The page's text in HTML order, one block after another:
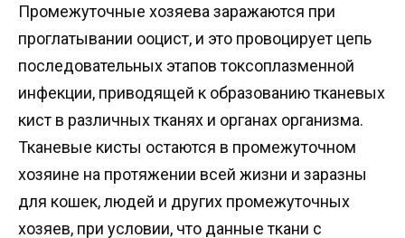
Промежуточные хозяева заражаются при
проглатывании ооцист, и это провоцирует цепь
последовательных этапов токсоплазменной
инфекции, приводящей к образованию тканевых
кист в различных тканях и органах организма.
Тканевые кисты остаются в промежуточном
хозяине на протяжении всей жизни и заразны
для кошек, людей и других промежуточных
хозяев, при условии, что данные ткани с